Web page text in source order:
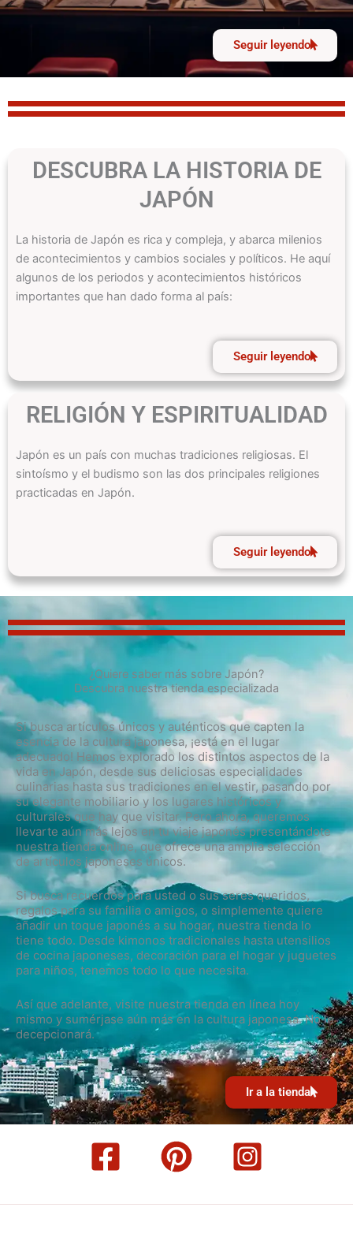
Seguir leyendo
DESCUBRA LA HISTORIA DE
JAPÓN
La historia de Japón es rica y compleja, y abarca milenios
de acontecimientos y cambios sociales y políticos. He aquí
algunos de los periodos y acontecimientos históricos
importantes que han dado forma al país:
Seguir leyendo
RELIGIÓN Y ESPIRITUALIDAD
Japón es un país con muchas tradiciones religiosas. El
sintoísmo y el budismo son las dos principales religiones
practicadas en Japón.
Seguir leyendo
¿Quiere saber más sobre Japón?
Descubra nuestra tienda especializada
Si busca artículos únicos y auténticos que capten la
esencia de la cultura japonesa, ¡está en el lugar
adecuado! Hemos explorado los distintos aspectos de la
vida en Japón, desde sus deliciosas especialidades
culinarias hasta sus tradiciones en el vestir, pasando por
su elegante mobiliario y los lugares históricos y
culturales que hay que visitar. Pero ahora, queremos
llevarte aún más lejos en tu viaje japonés presentándote
nuestra tienda online, que ofrece una amplia selección
de artículos japoneses únicos.
Si busca recuerdos para usted o sus seres queridos,
regalos para su familia o amigos, o simplemente quiere
añadir un toque japonés a su hogar, nuestra tienda lo
tiene todo. Desde kimonos tradicionales hasta utensilios
de cocina japoneses, decoración para el hogar y juguetes
para niños, tenemos todo lo que necesita.
Así que adelante, visite nuestra tienda en línea hoy
mismo y sumérjase aún más en la cultura japonesa. No le
decepcionará.
Ir a la tienda